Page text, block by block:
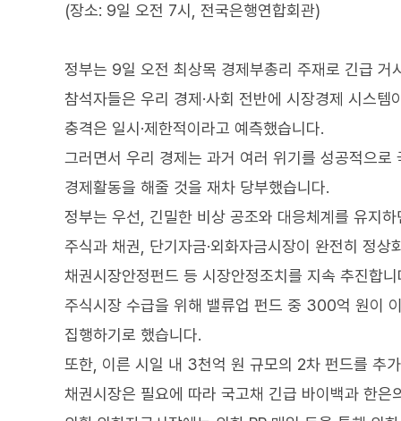
(장소: 9일 오전 7시, 전국은행연합회관)
정부는 9일 오전 최상목 경제부총리 주재로 긴급 거
참석자들은 우리 경제·사회 전반에 시장경제 시스
충격은 일시·제한적이라고 예측했습니다.
그러면서 우리 경제는 과거 여러 위기를 성공적으
경제활동을 해줄 것을 재차 당부했습니다.
정부는 우선, 긴밀한 비상 공조와 대응체계를 유지
주식과 채권, 단기자금·외화자금시장이 완전히 정
채권시장안정펀드 등 시장안정조치를 지속 추진합니
주식시장 수급을 위해 밸류업 펀드 중 300억 원이
집행하기로 했습니다.
또한, 이른 시일 내 3천억 원 규모의 2차 펀드를 추
채권시장은 필요에 따라 국고채 긴급 바이백과 한